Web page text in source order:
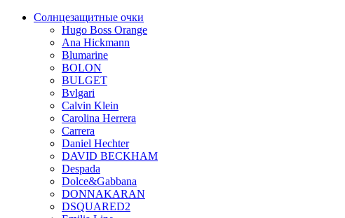
Солнцезащитные очки
Hugo Boss Orange
Ana Hickmann
Blumarine
BOLON
BULGET
Bvlgari
Calvin Klein
Carolina Herrera
Carrera
Daniel Hechter
DAVID BECKHAM
Despada
Dolce&Gabbana
DONNAKARAN
DSQUARED2